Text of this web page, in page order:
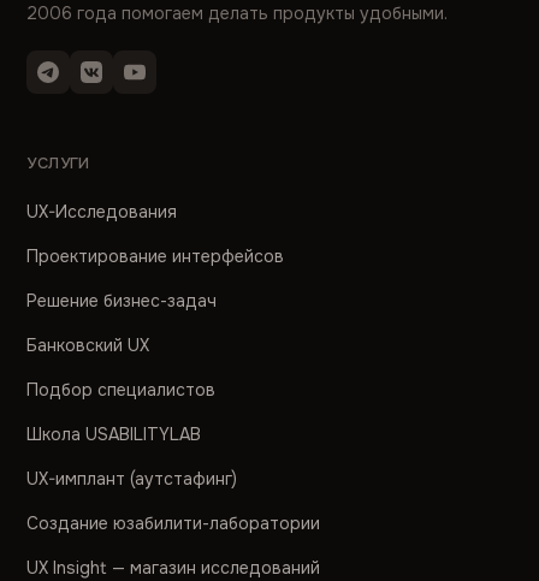
2006 года помогаем делать продукты удобными.
УСЛУГИ
UX-Исследования
Проектирование интерфейсов
Решение бизнес-задач
Банковский UX
Подбор специалистов
Школа USABILITYLAB
UX-имплант (аутстафинг)
Создание юзабилити-лаборатории
UX Insight — магазин исследований